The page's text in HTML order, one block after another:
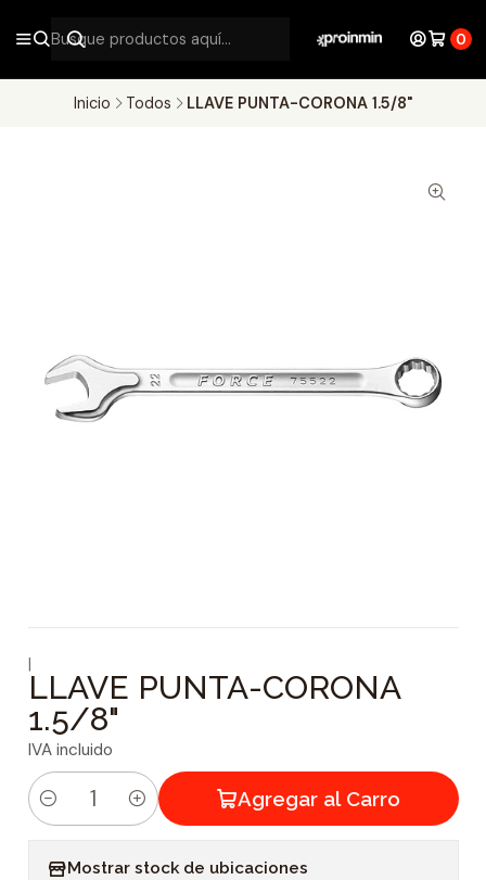
0
Inicio Todos LLAVE PUNTA-CORONA 1.5/8"
|
LLAVE PUNTA-CORONA
1.5/8"
IVA incluido
C
Agregar al Carro
Mostrar stock de ubicaciones